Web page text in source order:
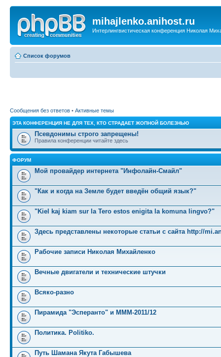
mihajlenko.anihost.ru
Интерлингвистическая конференция Николая
Список форумов
Сообщения без ответов • Активные темы
ЭТА КОНФЕРЕНЦИЯ НЕ ДЛЯ ТЕХ, КТО СТРАДАЕТ ЖОПНОЙ БОЛЕЗНЬЮ
Псевдонимы строго запрещены!
Правила конференции читайте здесь
ФОРУМ
Мой провайдер интернета "Инфолайн-Смайл"
"Как и когда на Земле будет введён общий язык?"
"Kiel kaj kiam sur la Tero estos enigita la komuna lingvo?"
Здесь представлены некоторые статьи с сайта http://
Рабочие записи Николая Михайленко
Вечные двигатели и технические штучки
Всяко-разно
Пирамида "Эсперанто" и MMM-2011/12
Политика. Politiko.
Путь Шамана Якута Габышева